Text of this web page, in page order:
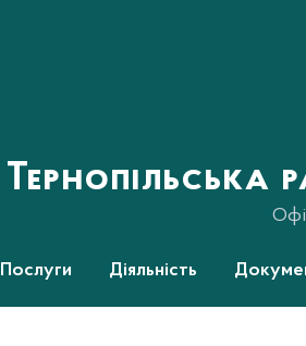
Тернопільська
Послуги Діяльність